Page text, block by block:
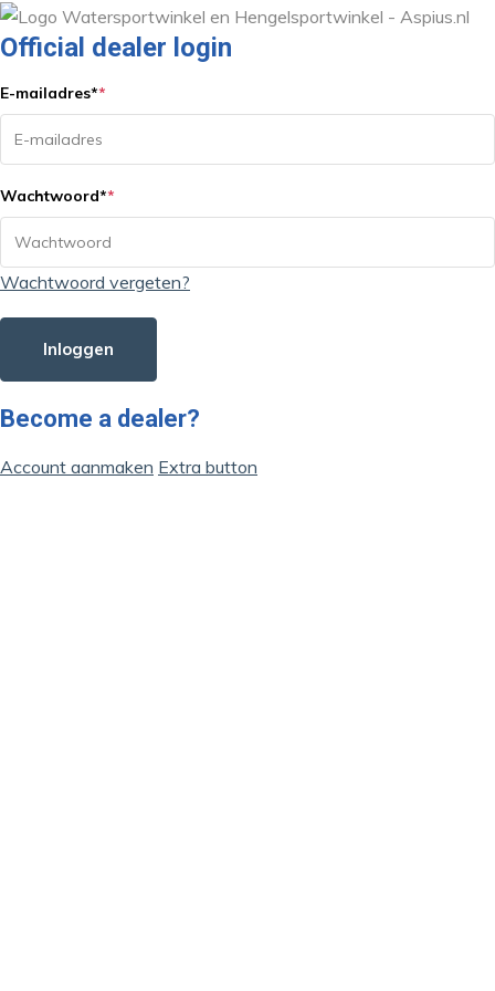
Official dealer login
E-mailadres**
Wachtwoord**
Wachtwoord vergeten?
Inloggen
Become a dealer?
Account aanmaken Extra button